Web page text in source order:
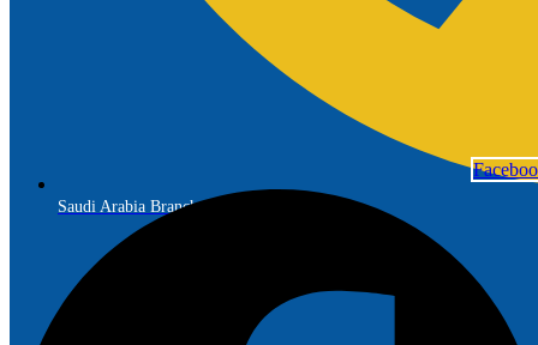
Saudi Arabia Branch: +966 56 691 7299